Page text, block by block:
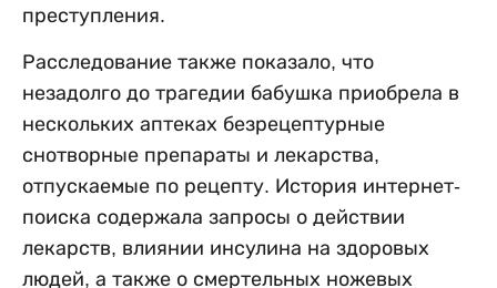
преступления.
Расследование также показало, что
незадолго до трагедии бабушка приобрела в
нескольких аптеках безрецептурные
снотворные препараты и лекарства,
отпускаемые по рецепту. История интернет-
поиска содержала запросы о действии
лекарств, влиянии инсулина на здоровых
людей, а также о смертельных ножевых